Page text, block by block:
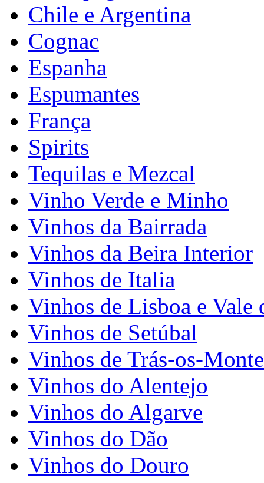
Chile e Argentina
Cognac
Espanha
Espumantes
França
Spirits
Tequilas e Mezcal
Vinho Verde e Minho
Vinhos da Bairrada
Vinhos da Beira Interior
Vinhos de Italia
Vinhos de Lisboa e Vale
Vinhos de Setúbal
Vinhos de Trás-os-
Vinhos do Alentejo
Vinhos do Algarve
Vinhos do Dão
Vinhos do Douro